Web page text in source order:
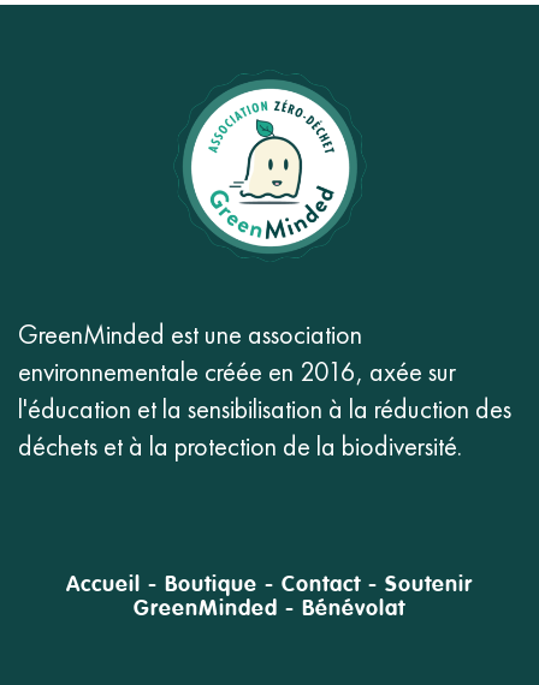
GreenMinded est une association
environnementale créée en 2016, axée sur
l'éducation et la sensibilisation à la réduction des
déchets et à la protection de la biodiversité.
Accueil - Boutique - Contact - Soutenir
GreenMinded - Bénévolat